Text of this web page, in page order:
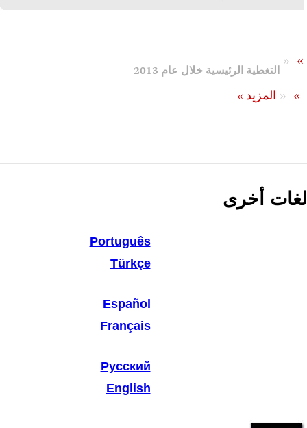
»
« التغطية الرئيسية خلال عام 2013
»
« المزيد »
لغات أخرى
Português
Türkçe
Español
Français
Русский
English